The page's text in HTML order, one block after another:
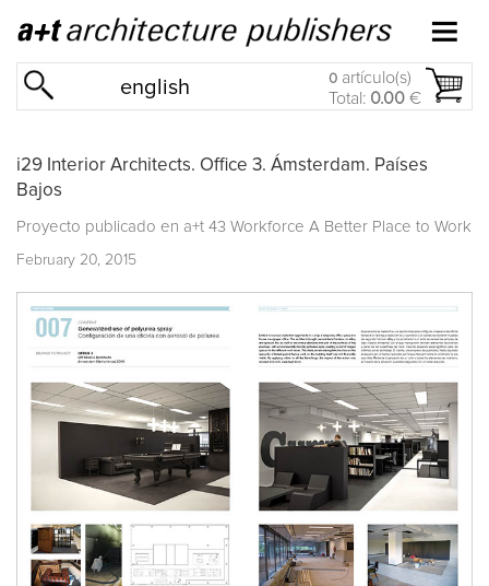
english 0 artículo(s)
Total: 0.00 €
i29 Interior Architects. Office 3. Ámsterdam. Países
Bajos
Proyecto publicado en a+t 43 Workforce A Better Place to Work
February 20, 2015